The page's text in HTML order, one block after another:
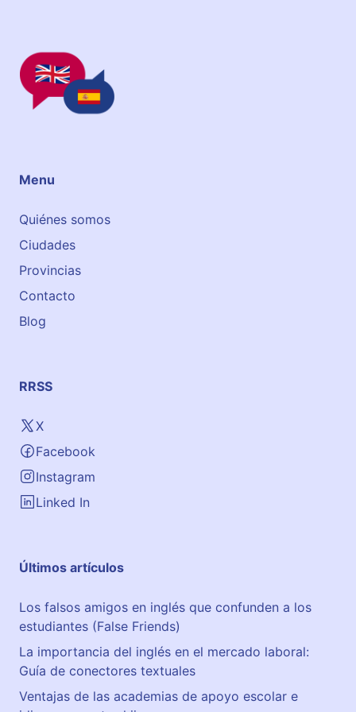
l
é
s
T
t
Menu
Quiénes somos
Ciudades
Provincias
Contacto
Blog
RRSS
X
Facebook
Instagram
Linked In
Últimos artículos
Los falsos amigos en inglés que confunden a los
estudiantes (False Friends)
La importancia del inglés en el mercado laboral:
Guía de conectores textuales
Ventajas de las academias de apoyo escolar e